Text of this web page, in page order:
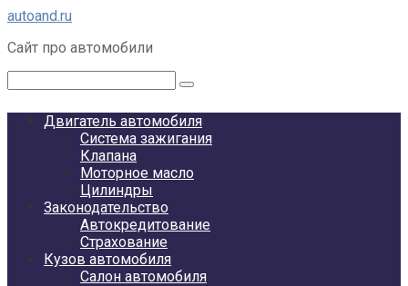
Перейти
контенту
autoand.ru
Сайт про автомобили
Двигатель автомобиля
Система зажигания
Клапана
Моторное масло
Цилиндры
Законодательство
Автокредитование
Страхование
Кузов автомобиля
Салон автомобиля